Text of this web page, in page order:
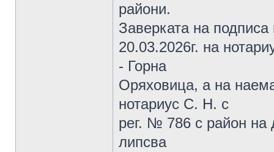
райони.
Заверката на
20.03.2026г. на
- Горна
Оряховица, а на
нотариус С. Н. с
рег. № 786 с район
липсва